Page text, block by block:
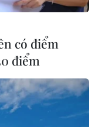
có điểm
điểm